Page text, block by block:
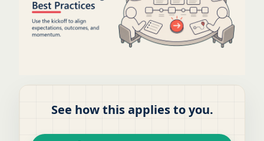
See how this applies to you.